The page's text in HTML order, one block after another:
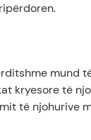
mund
kryesore të
të njohurive